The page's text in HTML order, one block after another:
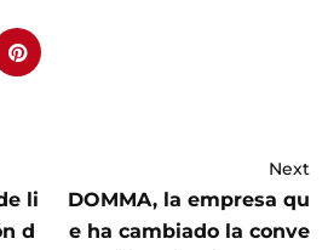
li
d
Next
DOMMA, la empresa qu
e ha cambiado la conve